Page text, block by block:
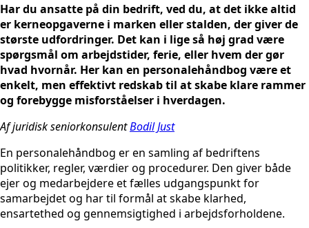
Har du ansatte på din bedrift, ved du, at det ikke altid
er kerneopgaverne i marken eller stalden, der giver de
største udfordringer. Det kan i lige så høj grad være
spørgsmål om arbejdstider, ferie, eller hvem der gør
hvad hvornår. Her kan en personalehåndbog være et
enkelt, men effektivt redskab til at skabe klare rammer
og forebygge misforståelser i hverdagen.
Af juridisk seniorkonsulentBodil Just
En personalehåndbog er en samling af bedriftens
politikker, regler, værdier og procedurer. Den giver både
ejer og medarbejdere et fælles udgangspunkt for
samarbejdetog har til formål at skabe klarhed,
ensartethed og gennemsigtighed i arbejdsforholdene.